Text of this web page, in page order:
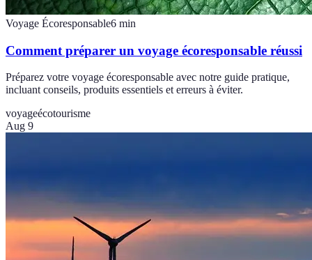
Voyage Écoresponsable6 min
Comment préparer un voyage écoresponsable réussi
Préparez votre voyage écoresponsable avec notre guide pratique,
incluant conseils, produits essentiels et erreurs à éviter.
voyageécotourisme
Aug 9